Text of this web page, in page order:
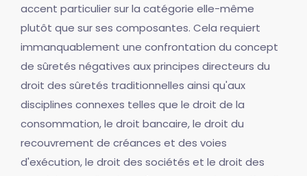
accent particulier sur la catégorie elle-même
plutôt que sur ses composantes. Cela requiert
immanquablement une confrontation du concept
de sûretés négatives aux principes directeurs du
droit des sûretés traditionnelles ainsi qu'aux
disciplines connexes telles que le droit de la
consommation, le droit bancaire, le droit du
recouvrement de créances et des voies
d'exécution, le droit des sociétés et le droit des